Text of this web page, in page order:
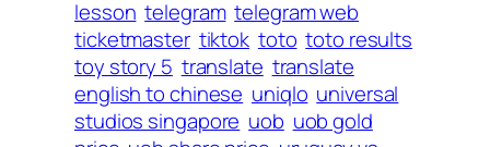
lesson telegram telegram web
ticketmaster tiktok toto toto results
toy story 5 translate translate
english to chinese uniqlo universal
studios singapore uob uob gold